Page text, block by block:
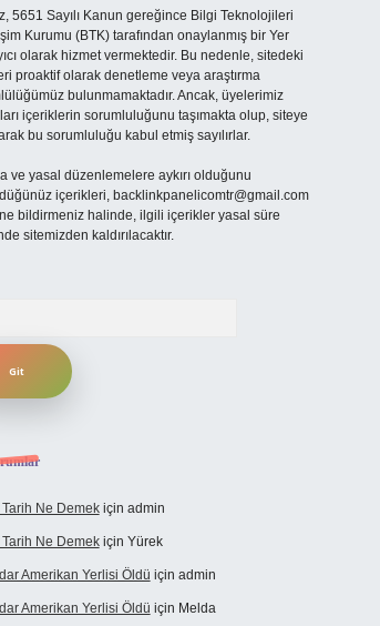
5651 Sayılı Kanun gereğince Bilgi Teknolojileri
Kurumu (BTK) tarafından onaylanmış bir Yer
olarak hizmet vermektedir. Bu nedenle, sitedeki
proaktif olarak denetleme veya araştırma
bulunmamaktadır. Ancak, üyelerimiz
içeriklerin sorumluluğunu taşımakta olup, siteye
bu sorumluluğu kabul etmiş sayılırlar.
ve yasal düzenlemelere aykırı olduğunu
içerikleri, backlinkpanelicomtr@gmail.com
bildirmeniz halinde, ilgili içerikler yasal süre
sitemizden kaldırılacaktır.
Tarih Ne Demekiçin admin
Tarih Ne Demekiçin Yürek
Amerikan Yerlisi Öldü için admin
Amerikan Yerlisi Öldü için Melda